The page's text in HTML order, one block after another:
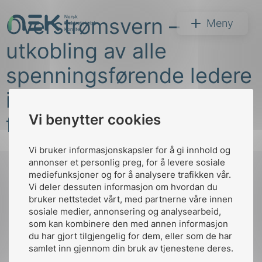
Vi benytter cookies
Vi bruker informasjonskapsler for å gi innhold og
annonser et personlig preg, for å levere sosiale
mediefunksjoner og for å analysere trafikken vår.
Vi deler dessuten informasjon om hvordan du
bruker nettstedet vårt, med partnerne våre innen
sosiale medier, annonsering og analysearbeid,
som kan kombinere den med annen informasjon
du har gjort tilgjengelig for dem, eller som de har
samlet inn gjennom din bruk av tjenestene deres.
til
innhold
NEK Meny
Søk
Overstrømsvern –
utkobling av alle
spenningsførende ledere
i IT-systemer (spørsmål
fra vår kunde)
Til
toppen